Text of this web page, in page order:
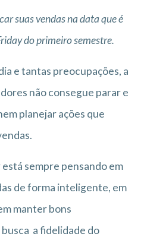
suas vendas na data que é
do primeiro semestre.
e tantas preocupações, a
não consegue parar e
planejar ações que
sempre pensando em
de forma inteligente, em
manter bons
a fidelidade do